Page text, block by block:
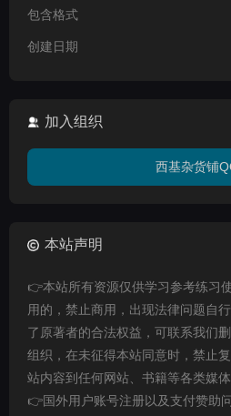
包含格式
创建日期
加入组织
西基杂货铺
本站声明
👉本站所有资源仅供学习参考练习
用的，禁止商用，出现法律问题自
了原著者的合法权益，可联系我们
组织，在未征得本站同意时，禁止
站内容到任何网站、书籍等各类媒体
👉国外用户账号注册以及支付赞助